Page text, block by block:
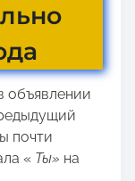
объявлении
почти
« Ты» на